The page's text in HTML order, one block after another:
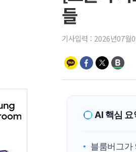
들
기사입력 : 2026년07월
AI 핵심 요
블룸버그가